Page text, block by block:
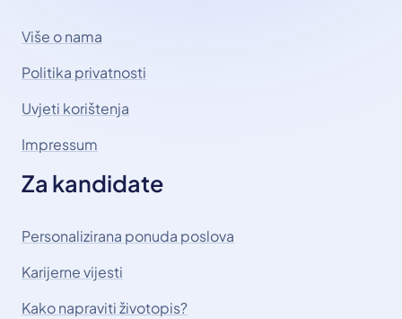
Više o nama
Politika privatnosti
Uvjeti korištenja
Impressum
Za kandidate
Personalizirana ponuda poslova
Karijerne vijesti
Kako napraviti životopis?